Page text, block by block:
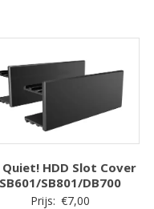
Quiet! HDD Slot Cover
SB601/SB801/DB700
Prijs: €7,00